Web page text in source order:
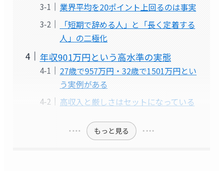
業界平均を20ポイント上回るのは事実
「短期で辞める人」と「長く定着する
人」の二極化
年収901万円という高水準の実態
27歳で957万円・32歳で1501万円とい
う実例がある
高収入と厳しさはセットになっている
もっと見る